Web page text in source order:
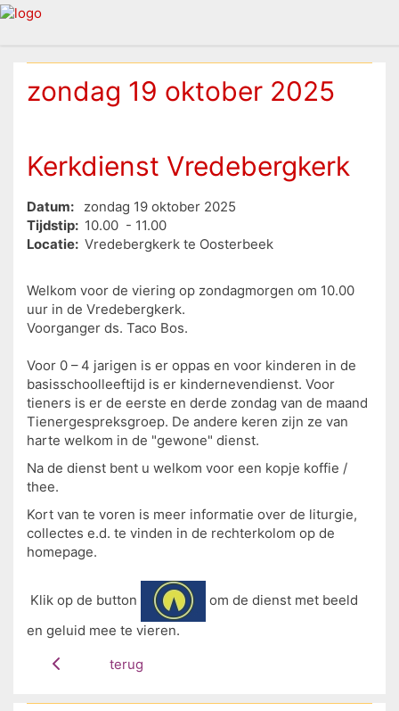
zondag 19 oktober 2025
Kerkdienst Vredebergkerk
Datum:
zondag 19 oktober 2025
Tijdstip: 10.00 - 11.00
Locatie: Vredebergkerk te Oosterbeek
Welkom voor de viering op zondagmorgen om 10.00
uur in de Vredebergkerk.
Voorganger ds. Taco Bos.
Voor 0 – 4 jarigen is er oppas en voor kinderen in de
basisschoolleeftijd is er kindernevendienst. Voor
tieners is er de eerste en derde zondag van de maand
Tienergespreksgroep. De andere keren zijn ze van
harte welkom in de "gewone" dienst.
Na de dienst bent u welkom voor een kopje koffie /
thee.
Kort van te voren is meer informatie over de liturgie,
collectes e.d. te vinden in de rechterkolom op de
homepage.
Klik op de button
om de dienst met beeld
en geluid mee te vieren.
terug